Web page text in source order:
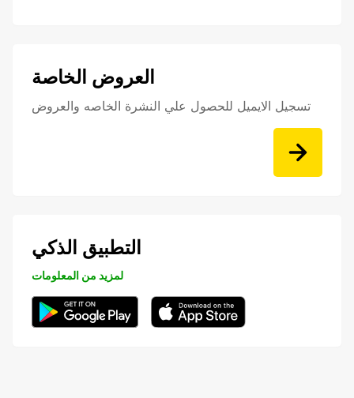
العروض الخاصة
تسجيل الايميل للحصول علي النشرة الخاصه والعروض
التطبيق الذكي
لمزيد من المعلومات